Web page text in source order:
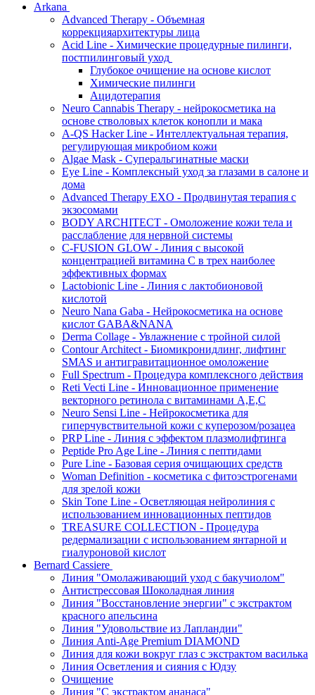
Arkana
Advanced Therapy - Объемная
коррекцияархитектуры лица
Acid Line - Химические процедурные пилинги,
постпилинговый уход
Глубокое очищение на основе кислот
Химические пилинги
Ацидотерапия
Neuro Cannabis Therapy - нейрокосметика на
основе стволовых клеток конопли и мака
A-QS Hacker Line - Интеллектуальная терапия,
регулирующая микробиом кожи
Algae Mask - Суперальгинатные маски
Eye Line - Комплексный уход за глазами в салоне и
дома
Advanced Therapy EXO - Продвинутая терапия с
экзосомами
BODY ARCHITECT - Омоложение кожи тела и
расслабление для нервной системы
C-FUSION GLOW - Линия с высокой
концентрацией витамина C в трех наиболее
эффективных формах
Lactobionic Line - Линия с лактобионовой
кислотой
Neuro Nana Gaba - Нейрокосметика на основе
кислот GABA&NANA
Derma Collage - Увлажнение с тройной силой
Contour Architect - Биомикронидлинг, лифтинг
SMAS и антигравитационное омоложение
Full Spectrum - Процедура комплексного действия
Reti Vecti Line - Инновационное применение
векторного ретинола с витаминами A,Е,С
Neuro Sensi Line - Нейрокосметика для
гиперчувствительной кожи с куперозом/розацеа
PRP Line - Линия с эффектом плазмолифтинга
Peptide Pro Age Line - Линия с пептидами
Pure Line - Базовая серия очищающих средств
Woman Definition - косметика с фитоэстрогенами
для зрелой кожи
Skin Tone Line - Осветляющая нейролиния с
использованием инновационных пептидов
TREASURE COLLECTION - Процедура
редермализации с использованием янтарной и
гиалуроновой кислот
Bernard Cassiere
Линия "Омолаживающий уход с бакучиолом"
Антистрессовая Шоколадная линия
Линия "Восстановление энергии" с экстрактом
красного апельсина
Линия "Удовольствие из Лапландии"
Линия Anti-Age Premium DIAMOND
Линия для кожи вокруг глаз с экстрактом василька
Линия Осветления и сияния с Юдзу
Очищение
Линия "С экстрактом ананаса"